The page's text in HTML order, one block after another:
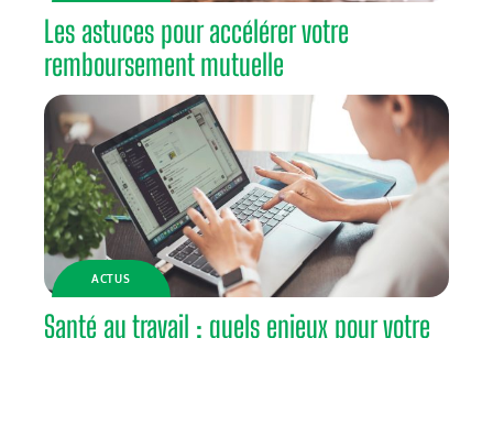
Les astuces pour accélérer votre
remboursement mutuelle
ACTUS
Santé au travail : quels enjeux pour votre